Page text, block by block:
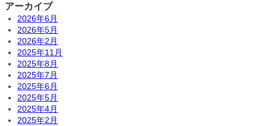
アーカイブ
2026年6月
2026年5月
2026年2月
2025年11月
2025年8月
2025年7月
2025年6月
2025年5月
2025年4月
2025年2月